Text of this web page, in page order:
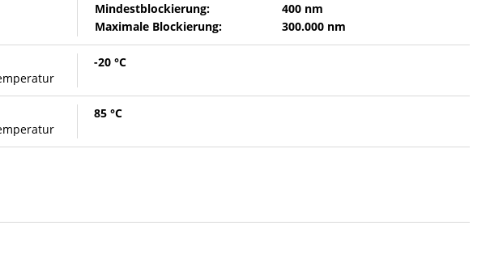
Mindestblockierung:
400 nm
Maximale Blockierung:
300.000 nm
-20 °C
85 °C